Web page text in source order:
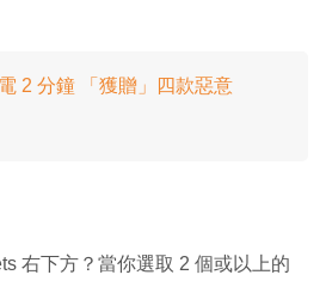
2 分鐘 「獲贈」四款惡意
右下方？當你選取 2 個或以上的